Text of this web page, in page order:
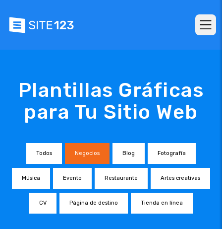
Plantillas Gráficas
para Tu Sitio Web
Todos Negocios Blog Fotografía
Música Evento Restaurante Artes creativas
CV Página de destino Tienda en línea